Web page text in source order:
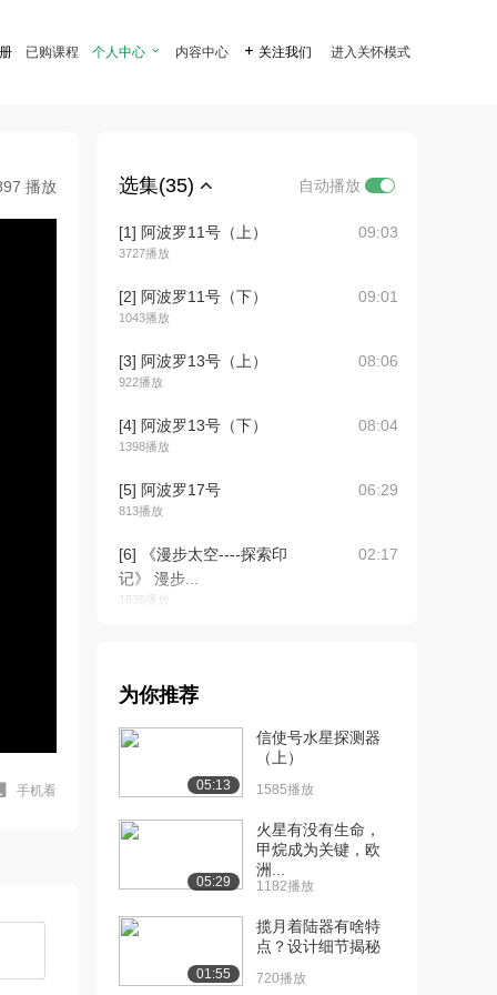
已购课程 个人中心  内容中心  关注我们 进入关怀模式
播放
手机看
选集(35) 自动播放
[1] 阿波罗11号（上）
3727播放
09:03
[2] 阿波罗11号（下）
1043播放
09:01
[3] 阿波罗13号（上）
922播放
08:06
[4] 阿波罗13号（下）
1398播放
08:04
[5] 阿波罗17号
813播放
06:29
[6] 《漫步太空----探索印
记》 漫步...
1636播放
02:17
1546播放
[8] 第一次无系带太空行走 03:26
[9] 第一个载人空间站“礼
炮”1号
659播放
[10] 第一位女宇航员—瓦
888播放
[11] 第一位为航天事业献
为你推荐
05:13
信使号水星探测器
（上）
1585播放
05:29
火星有没有生命，
甲烷成为关键，欧
洲...
1182播放
01:55
揽月着陆器有啥特
点？设计细节揭秘
720播放